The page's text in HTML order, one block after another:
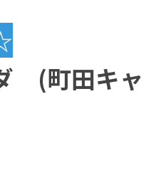
(町田キャ